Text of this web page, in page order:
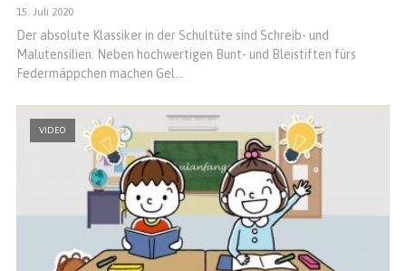
15. Juli 2020
Der absolute Klassiker in der Schultüte sind Schreib- und
Malutensilien. Neben hochwertigen Bunt- und Bleistiften fürs
Federmäppchen machen Gel...
VIDEO